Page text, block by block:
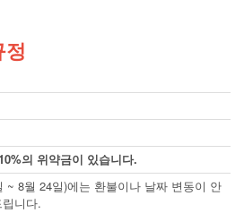
의 위약금이 있습니다.
~ 8월 24일)에는 환불이나 날짜 변동이 안
니다.